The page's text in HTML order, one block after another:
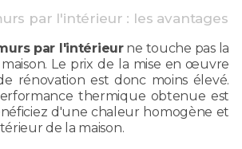
par l'intérieur : les avantages
par l'intérieurne touche pas la
Le prix de la mise en œuvre
rénovation est donc moins élevé.
thermique obtenue est
d'une chaleur homogène et
de la maison.